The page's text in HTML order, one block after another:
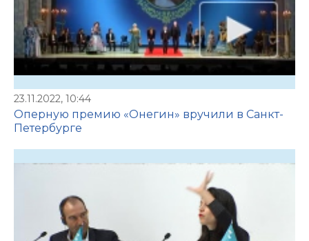
23.11.2022, 10:44
Оперную премию «Онегин» вручили в Санкт-
Петербурге